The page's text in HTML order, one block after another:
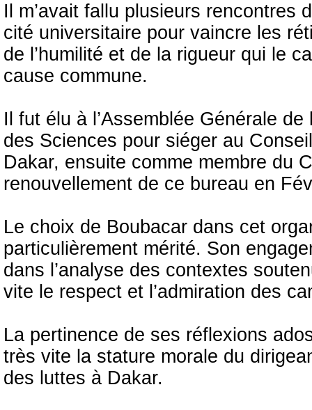
Il m’avait fallu plusieurs rencontres
cité universitaire pour vaincre les
de l’humilité et de la rigueur qui le
cause commune.
Il fut élu à l’Assemblée Générale
des Sciences pour siéger au
Dakar, ensuite comme membre du
renouvellement de ce bureau en
Le choix de Boubacar dans cet
particulièrement mérité. Son
dans l’analyse des contextes
vite le respect et l’admiration des
La pertinence de ses réflexions
très vite la stature morale du
des luttes à Dakar.